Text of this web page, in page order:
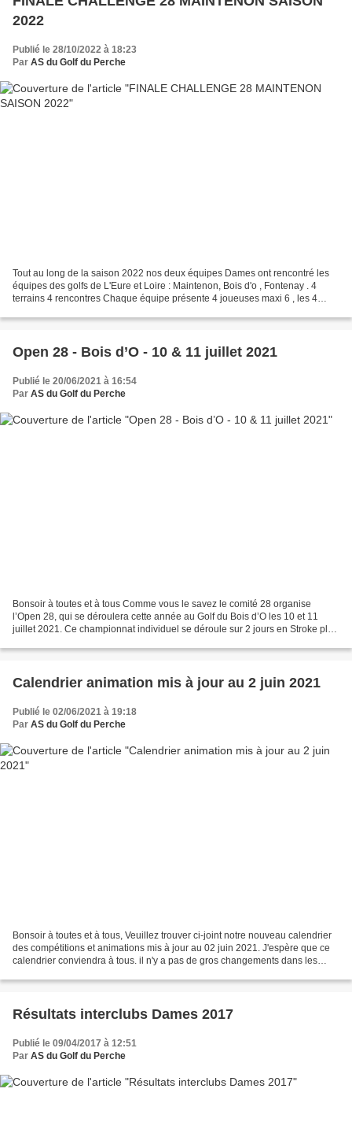
2022
Publié le 28/10/2022 à 18:23
Par AS du Golf du Perche
Tout au long de la saison 2022 nos deux équipes Dames ont rencontré les
équipes des golfs de L'Eure et Loire : Maintenon, Bois d'o , Fontenay . 4
terrains 4 rencontres Chaque équipe présente 4 joueuses maxi 6 , les 4
Open 28 - Bois d’O - 10 & 11 juillet 2021
Publié le 20/06/2021 à 16:54
Par AS du Golf du Perche
Bonsoir à toutes et à tous Comme vous le savez le comité 28 organise
l’Open 28, qui se déroulera cette année au Golf du Bois d’O les 10 et 11
juillet 2021. Ce championnat individuel se déroule sur 2 jours en Stroke play
Calendrier animation mis à jour au 2 juin 2021
Publié le 02/06/2021 à 19:18
Par AS du Golf du Perche
Bonsoir à toutes et à tous, Veuillez trouver ci-joint notre nouveau calendrier
des compétitions et animations mis à jour au 02 juin 2021. J'espère que ce
calendrier conviendra à tous. il n'y a pas de gros changements dans les
Résultats interclubs Dames 2017
Publié le 09/04/2017 à 12:51
Par AS du Golf du Perche